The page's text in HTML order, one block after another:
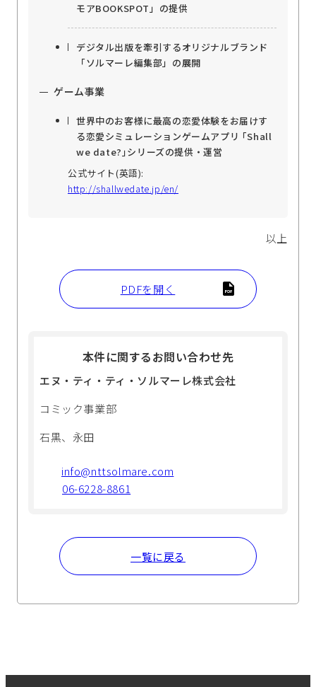
モアBOOKSPOT」の提供
デジタル出版を牽引するオリジナルブランド
「ソルマーレ編集部」の展開
ゲーム事業
世界中のお客様に最高の恋愛体験をお届けす
る恋愛シミュレーションゲームアプリ ｢Shall
we date?｣シリーズの提供・運営
公式サイト(英語):
http://shallwedate.jp/en/
以上
PDFを開く
本件に関するお問い合わせ先
エヌ・ティ・ティ・ソルマーレ株式会社
コミック事業部
石黒、永田
info@nttsolmare.com
06-6228-8861
一覧に戻る